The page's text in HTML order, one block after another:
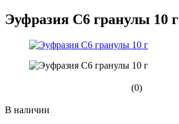
Эуфразия С6 гранулы 10 г
(0)
В наличии